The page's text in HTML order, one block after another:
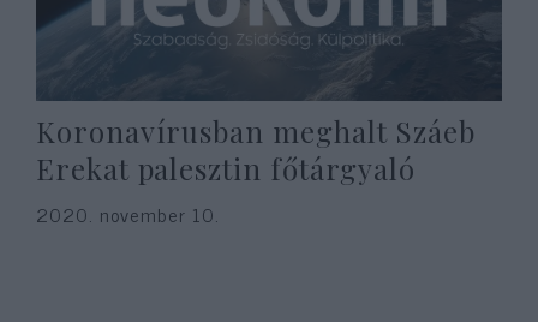
Koronavírusban meghalt Száeb
Erekat palesztin főtárgyaló
2020. november 10.